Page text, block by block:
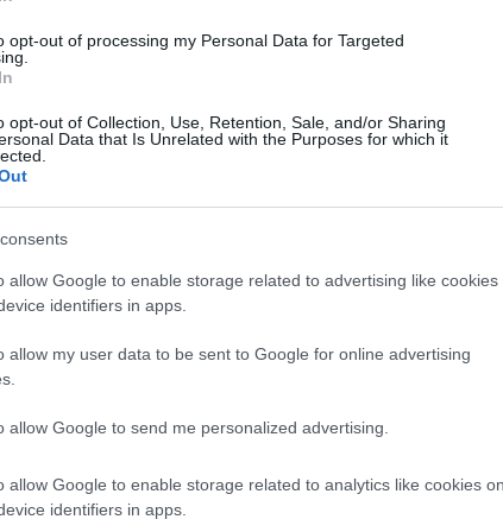
opt-out of processing my Personal Data for Targeted
opt-out of Collection, Use, Retention, Sale, and/or Sharing
Data that Is Unrelated with the Purposes for which it
allow Google to enable storage related to advertising like cookies
identifiers in apps.
allow my user data to be sent to Google for online advertising
allow Google to send me personalized advertising.
allow Google to enable storage related to analytics like cookies on
identifiers in apps.
10 Febbraio 2022, 19:46
vera emergenza? Le famiglie che
alla sanità
diAndrea Amata
15 Gennaio 2022, 19:30
17.3k
via